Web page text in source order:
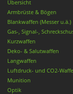
Übersicht
Armbrüste & Bögen
Blankwaffen (Messer u.ä.)
Gas-, Signal-,
Kurzwaffen
Deko- & Salutwaffen
Langwaffen
Luftdruck- und CO2-
Munition
Optik